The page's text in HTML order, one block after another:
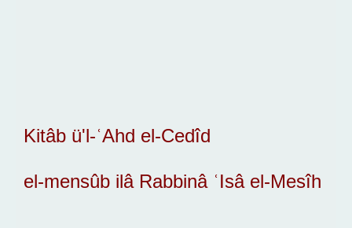
Kitâb ü'l-ʿAhd el-Cedîd
el-mensûb ilâ Rabbinâ ʿIsâ el-Mesîh